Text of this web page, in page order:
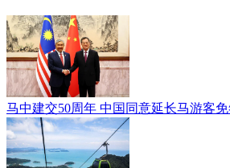
马中建交50周年 中国同意延长马游客